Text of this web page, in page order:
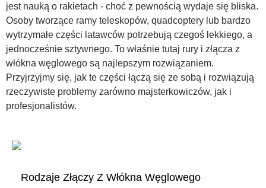
jest nauką o rakietach - choć z pewnością wydaje się bliska.
Osoby tworzące ramy teleskopów, quadcoptery lub bardzo
wytrzymałe części latawców potrzebują czegoś lekkiego, a
jednocześnie sztywnego. To właśnie tutaj rury i złącza z
włókna węglowego są najlepszym rozwiązaniem.
Przyjrzyjmy się, jak te części łączą się ze sobą i rozwiązują
rzeczywiste problemy zarówno majsterkowiczów, jak i
profesjonalistów.
Rodzaje Złączy Z Włókna Węglowego